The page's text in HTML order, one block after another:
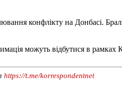
конфлікту на Донбасі.
можуть відбутися в
https://t.me/korrespondentnet